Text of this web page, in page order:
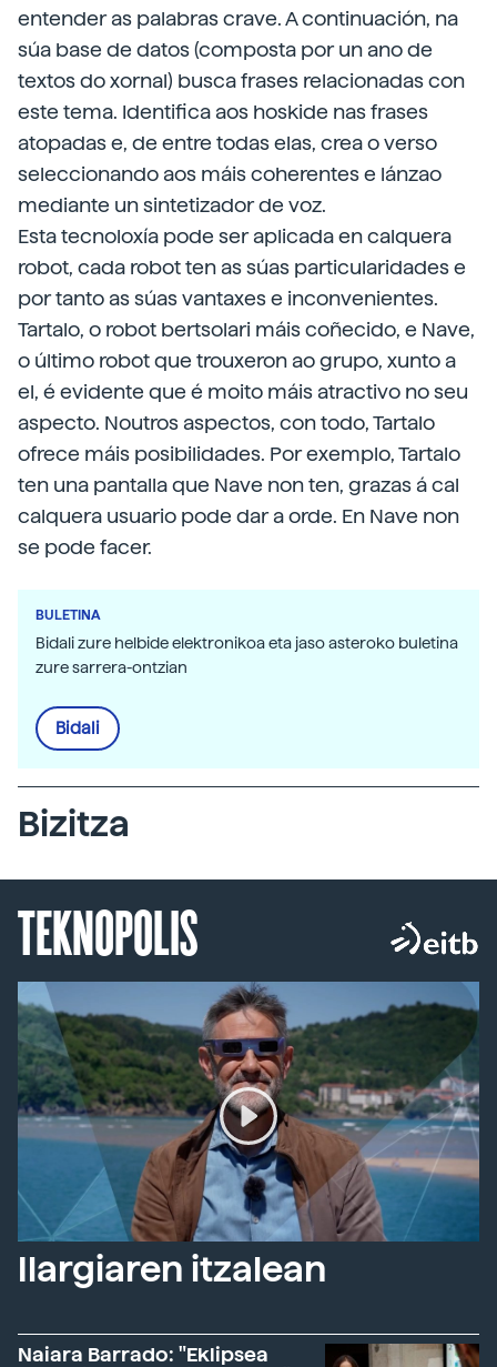
entender as palabras crave. A continuación, na
súa base de datos (composta por un ano de
textos do xornal) busca frases relacionadas con
este tema. Identifica aos hoskide nas frases
atopadas e, de entre todas elas, crea o verso
seleccionando aos máis coherentes e lánzao
mediante un sintetizador de voz.
Esta tecnoloxía pode ser aplicada en calquera
robot, cada robot ten as súas particularidades e
por tanto as súas vantaxes e inconvenientes.
Tartalo, o robot bertsolari máis coñecido, e Nave,
o último robot que trouxeron ao grupo, xunto a
el, é evidente que é moito máis atractivo no seu
aspecto. Noutros aspectos, con todo, Tartalo
ofrece máis posibilidades. Por exemplo, Tartalo
ten una pantalla que Nave non ten, grazas á cal
calquera usuario pode dar a orde. En Nave non
se pode facer.
BULETINA
Bidali zure helbide elektronikoa eta jaso asteroko buletina
zure sarrera-ontzian
Bidali
Bizitza
TEKNOPOLIS
Ilargiaren itzalean
Naiara Barrado: "Eklipsea